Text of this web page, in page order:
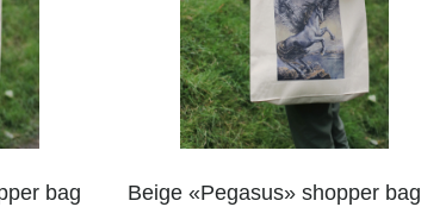
bag Beige «Pegasus» shopper bag